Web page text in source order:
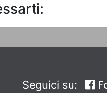
Seguici su: